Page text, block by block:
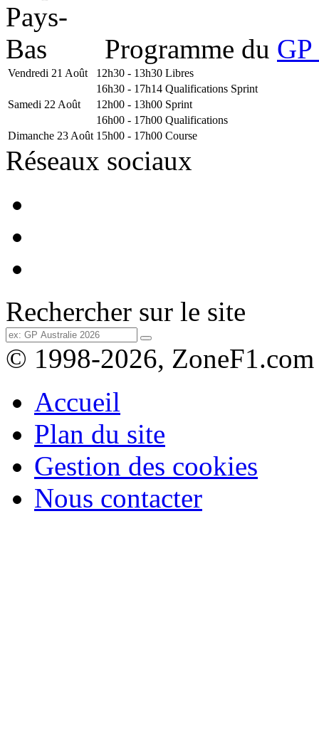
Programme du
Vendredi 21 Août 12h30 - 13h30 Libres
16h30 - 17h14 Qualifications Sprint
Samedi 22 Août
12h00 - 13h00 Sprint
16h00 - 17h00 Qualifications
Dimanche 23 Août 15h00 - 17h00 Course
Réseaux sociaux
Rechercher sur le site
© 1998-2026, ZoneF1.com
Accueil
Plan du site
Gestion des cookies
Nous contacter